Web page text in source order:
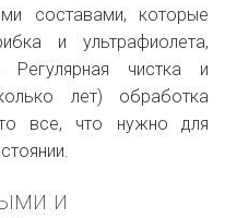
составами, которые
и ультрафиолета,
Регулярная чистка и
лет) обработка
все, что нужно для
и